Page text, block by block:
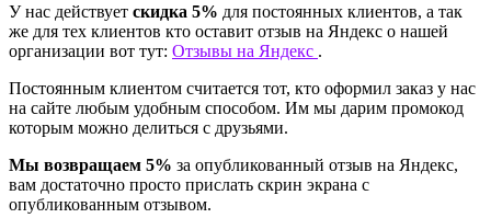
У нас действует скидка 5% для постоянных клиентов, а так
же для тех клиентов кто оставит отзыв на Яндекс о нашей
организации вот тут: Отзывы на Яндекс .
Постоянным клиентом считается тот, кто оформил заказ у нас
на сайте любым удобным способом. Им мы дарим промокод
которым можно делиться с друзьями.
Мы возвращаем 5% за опубликованный отзыв на Яндекс,
вам достаточно просто прислать скрин экрана с
опубликованным отзывом.